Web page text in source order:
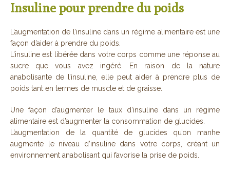
Insuline pour prendre du poids
L’augmentation de l’insuline dans un régime alimentaire est une
façon d’aider à prendre du poids.
L’insuline est libérée dans votre corps comme une réponse au
sucre que vous avez ingéré. En raison de la nature
anabolisante de l’insuline, elle peut aider à prendre plus de
poids tant en termes de muscle et de graisse.
Une façon d’augmenter le taux d’insuline dans un régime
alimentaire est d’augmenter la consommation de glucides.
L’augmentation de la quantité de glucides qu’on manhe
augmente le niveau d’insuline dans votre corps, créant un
environnement anabolisant qui favorise la prise de poids.